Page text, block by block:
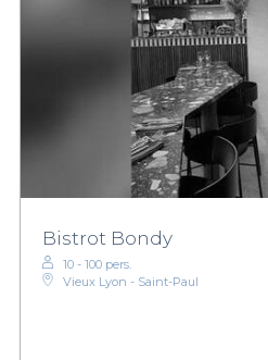
Bistrot Bondy
10 - 100 pers.
Vieux Lyon - Saint-Paul